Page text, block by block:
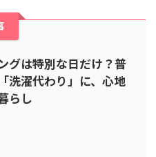
グは特別な日だけ？普
洗濯代わり」に、心地
らし